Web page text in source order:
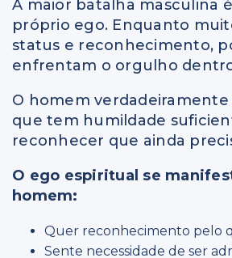
A maior batalha masculina
próprio ego. Enquanto
status e reconhecimento,
enfrentam o orgulho
O homem
que tem humildade
reconhecer que ainda
O ego espiritual se
homem:
Quer reconhecimento pelo
Sente necessidade de ser